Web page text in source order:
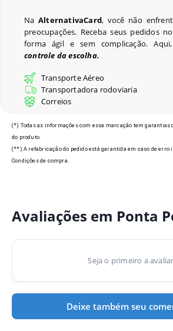
Últimos Pedidos
Modelos de
Porã - MS
NaAlternativaCard, você não
preocupações. Receba seus pedidos
forma ágil e sem complicação.
controle da escolha.
Transporte Aéreo
Transportadora rodoviaria
Correios
(*) Todas as informações com essa marcação tem garantias
do produto.
(**) A refabricação do pedido está garantida em caso de erro
Condições de compra.
Avaliações em Ponta
Seja o primeiro a
Deixe também seu